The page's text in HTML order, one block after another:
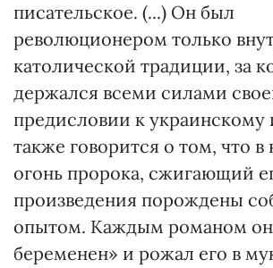
писательское. (...) Он был
революционером только
католической традиции, за
держался всеми силами
предисловии к украинскому
также говорится о том, что в
огонь пророка, сжигающий
произведения порождены
опытом. Каждым романом
беременен» и рожал его в